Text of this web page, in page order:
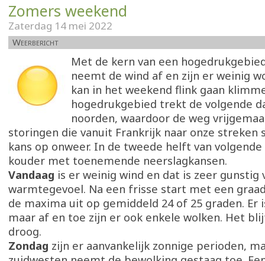
Zomers weekend
Zaterdag 14 mei 2022
Weerbericht
Met de kern van een
neemt de wind af en zijn er weinig
kan in het weekend flink gaan
hogedrukgebied trekt de volgende
noorden, waardoor de weg
storingen die vanuit Frankrijk naar onze streken
kans op onweer. In de tweede helft van
kouder met toenemende neerslagkansen.
Vandaag is er weinig wind en dat is zeer gunstig
warmtegevoel. Na een frisse start met een
de maxima uit op gemiddeld 24 of 25 graden. Er
maar af en toe zijn er ook enkele wolken. Het
droog.
Zondag zijn er aanvankelijk zonnige perioden,